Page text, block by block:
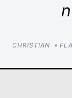
CHRISTIAN »